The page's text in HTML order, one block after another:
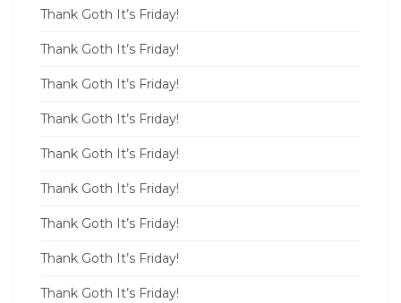
Thank Goth It’s Friday!
Thank Goth It’s Friday!
Thank Goth It’s Friday!
Thank Goth It’s Friday!
Thank Goth It’s Friday!
Thank Goth It’s Friday!
Thank Goth It’s Friday!
Thank Goth It’s Friday!
Thank Goth It’s Friday!